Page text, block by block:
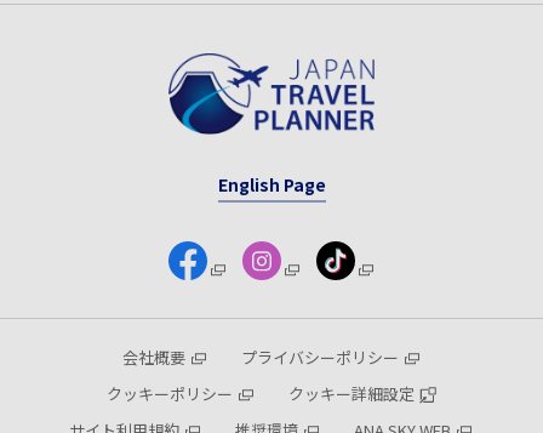
English Page
会社概要
プライバシーポリシー
クッキーポリシー
クッキー詳細設定